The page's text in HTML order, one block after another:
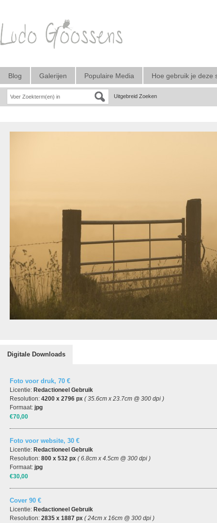
Blog Galerijen Populaire Media Hoe gebruik je deze
Uitgebreid Zoeken
Digitale Downloads
Foto voor druk, 70 €
Licentie: Redactioneel Gebruik
Resolution: 4200 x 2796 px ( 35.6cm x 23.7cm @ 300 dpi )
Formaat: jpg
€70,00
Foto voor website, 30 €
Licentie: Redactioneel Gebruik
Resolution: 800 x 532 px ( 6.8cm x 4.5cm @ 300 dpi )
Formaat: jpg
€30,00
Cover 90 €
Licentie: Redactioneel Gebruik
Resolution: 2835 x 1887 px ( 24cm x 16cm @ 300 dpi )